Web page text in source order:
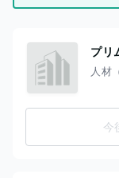
プリ
人材
今